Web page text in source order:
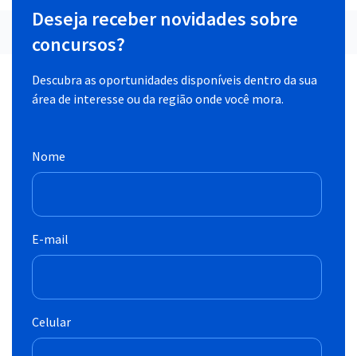
Deseja receber novidades sobre
concursos?
Descubra as oportunidades disponíveis dentro da sua
área de interesse ou da região onde você mora.
Nome
E-mail
Celular